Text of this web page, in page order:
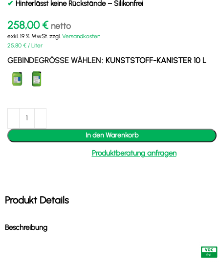
✔ Hinterlässt keine Rückstände – Silikonfrei
258,00€ netto
exkl. 19 % MwSt. zzgl. Versandkosten
25,80 € / Liter
GEBINDEGRÖSSE WÄHLEN KUNSTSTOFF-KANISTER 10 L
In den Warenkorb
Produktberatung anfragen
Produkt Details
Beschreibung